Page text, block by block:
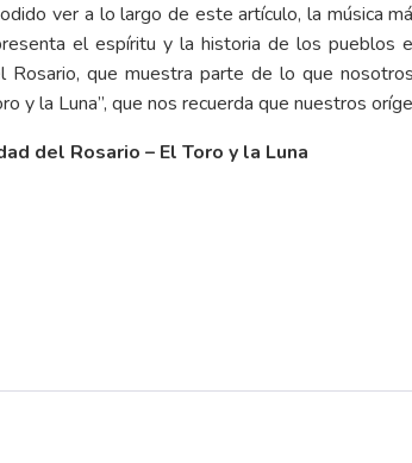
ver a lo largo de este artículo, la música
el espíritu y la historia de los
Rosario, que muestra parte de lo que
y la Luna”, que nos recuerda que nuestros
del Rosario – El Toro y la Luna